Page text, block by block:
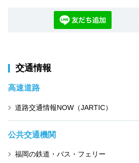
交通情報
高速道路
道路交通情報NOW（JARTIC）
公共交通機関
福岡の鉄道・バス・フェリー